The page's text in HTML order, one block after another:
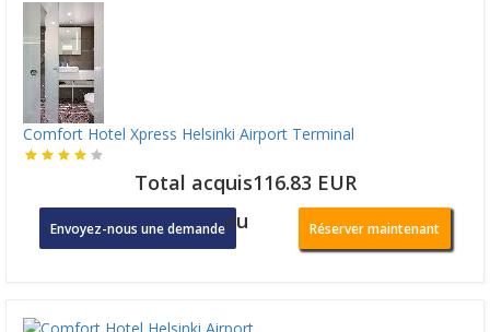
Comfort Hotel Xpress Helsinki Airport Terminal
Total acquis116.83 EUR
Envoyez-nous une demandeou Réserver maintenant